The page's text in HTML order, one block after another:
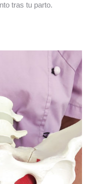
tras tu parto.